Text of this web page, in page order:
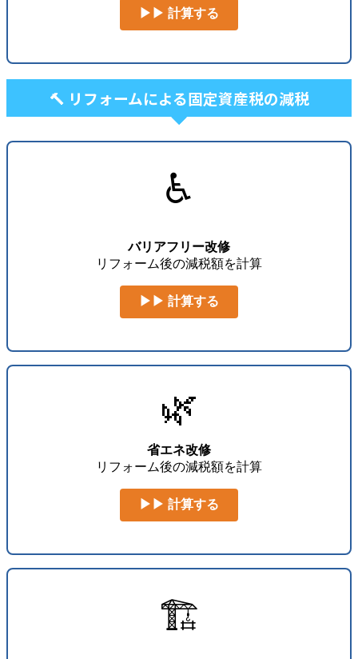
▶▶ 計算する
🔨 リフォームによる固定資産税の減税
♿
バリアフリー改修
リフォーム後の減税額を計算
▶▶ 計算する
🌿
省エネ改修
リフォーム後の減税額を計算
▶▶ 計算する
🏗️